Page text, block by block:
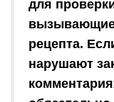
для
вызывающие
рецепта.
нарушают